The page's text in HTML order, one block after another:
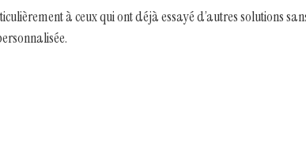
à ceux qui ont déjà essayé d’autres solutions